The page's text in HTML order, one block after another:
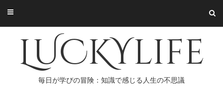
content
LUCKYlife
毎日が学びの冒険：知識で感じる人生の不思議